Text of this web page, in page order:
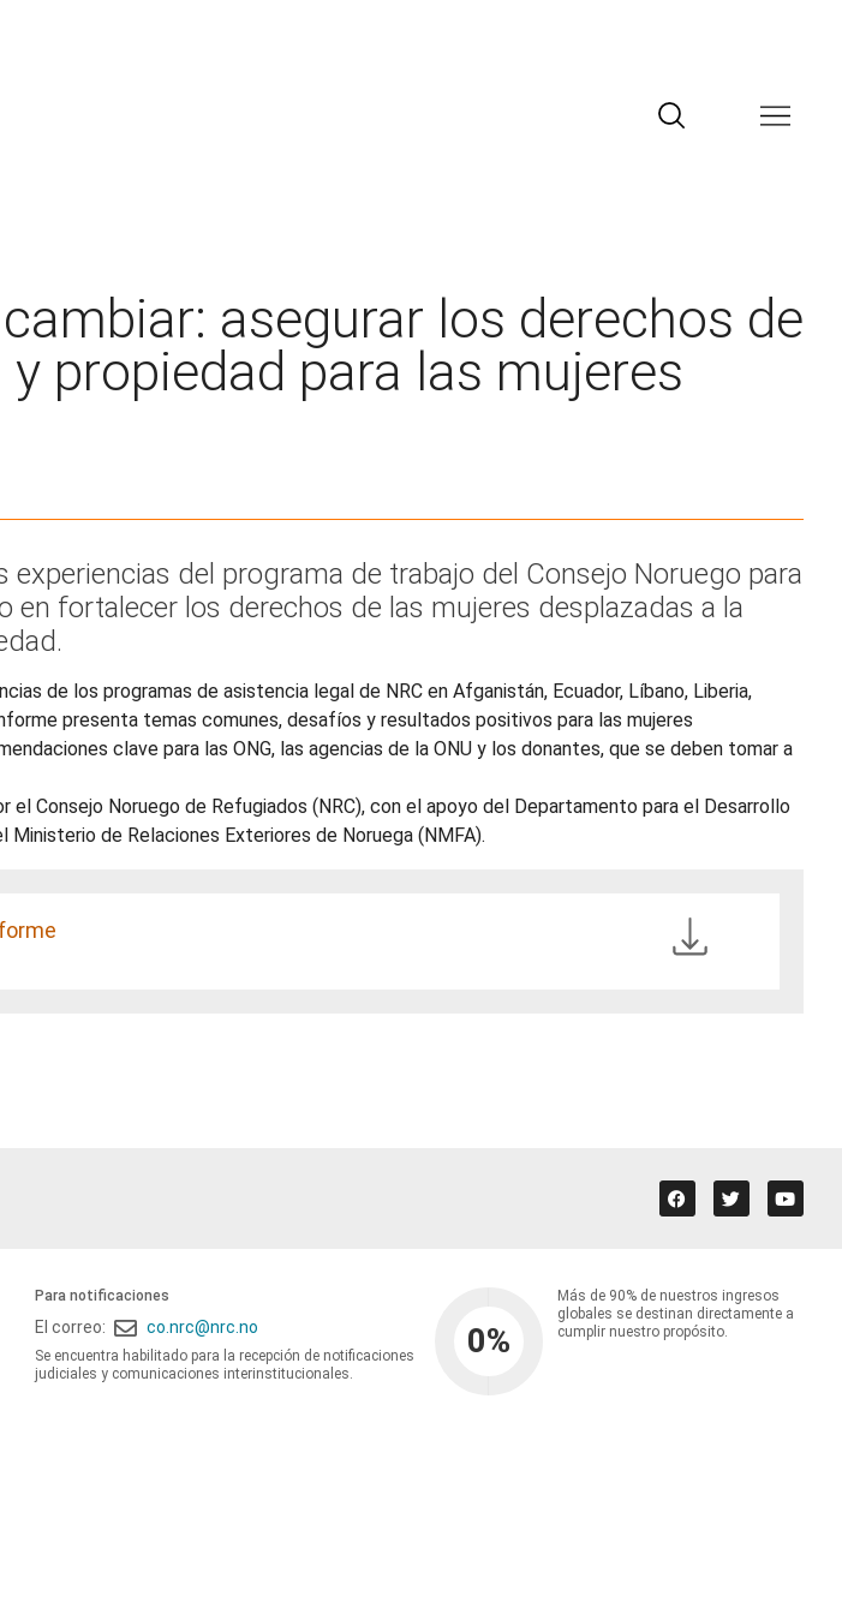
asegurar los derechos de
propiedad para las mujeres
experiencias del programa de trabajo del Consejo Noruego para
en fortalecer los derechos de las mujeres desplazadas a la
de los programas de asistencia legal de NRC en Afganistán, Ecuador, Líbano, Liberia,
presenta temas comunes, desafíos y resultados positivos para las mujeres
clave para las ONG, las agencias de la ONU y los donantes, que se deben tomar a
Consejo Noruego de Refugiados (NRC), con el apoyo del Departamento para el Desarrollo
Ministerio de Relaciones Exteriores de Noruega (NMFA).
Para notificaciones
El correo: co.nrc@nrc.no
Se encuentra habilitado para la recepción de notificaciones
judiciales y comunicaciones interinstitucionales.
0%
Más de 90% de nuestros ingresos
globales se destinan directamente a
cumplir nuestro propósito.